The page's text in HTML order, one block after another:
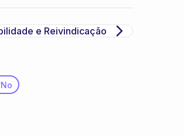
e Reivindicação
No